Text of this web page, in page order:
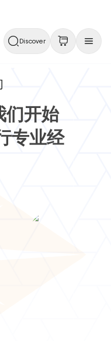
Discover
们开始
专业经